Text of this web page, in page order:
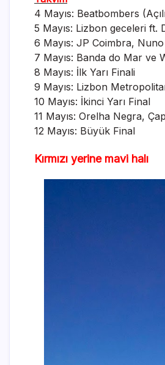
4 Mayıs: Beatbombers
5 Mayıs: Lizbon geceleri ft.
6 Mayıs: JP Coimbra,
7 Mayıs: Banda do Mar ve
8 Mayıs: İlk Yarı Finali
9 Mayıs: Lizbon
10 Mayıs: İkinci Yarı Final
11 Mayıs: Orelha Negra,
12 Mayıs: Büyük Final
Kırmızı yerine mavi halı